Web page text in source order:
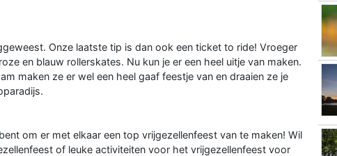
Onze laatste tip is dan ook een ticket to ride! Vroeger
en blauw rollerskates. Nu kun je er een heel uitje van maken.
maken ze er wel een heel gaaf feestje van en draaien ze je
om er met elkaar een top vrijgezellenfeest van te maken! Wil
of leuke activiteiten voor het vrijgezellenfeest voor